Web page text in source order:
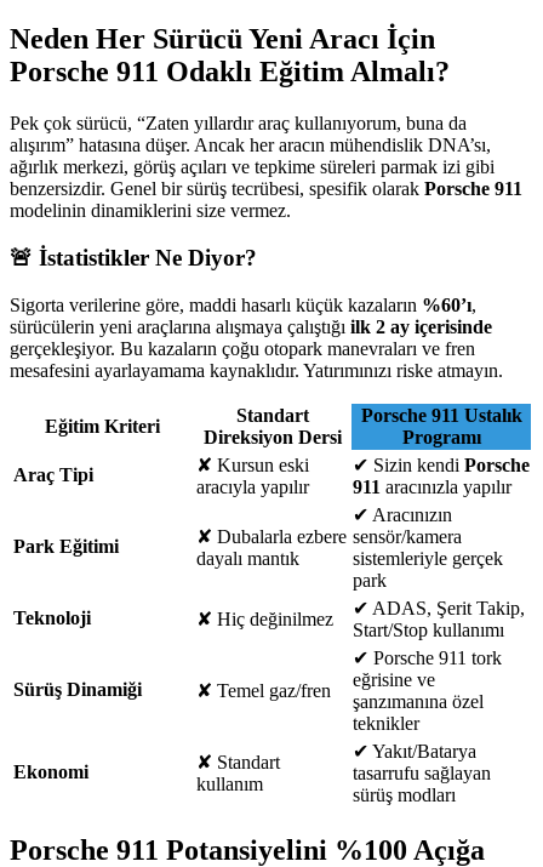
Neden Her Sürücü Yeni Aracı İçin
Porsche 911 Odaklı Eğitim Almalı?
Pek çok sürücü, “Zaten yıllardır araç kullanıyorum, buna da
alışırım” hatasına düşer. Ancak her aracın mühendislik DNA’sı,
ağırlık merkezi, görüş açıları ve tepkime süreleri parmak izi gibi
benzersizdir. Genel bir sürüş tecrübesi, spesifik olarak Porsche 911
modelinin dinamiklerini size vermez.
🚨 İstatistikler Ne Diyor?
Sigorta verilerine göre, maddi hasarlı küçük kazaların %60’ı,
sürücülerin yeni araçlarına alışmaya çalıştığı ilk 2 ay içerisinde
gerçekleşiyor. Bu kazaların çoğu otopark manevraları ve fren
mesafesini ayarlayamama kaynaklıdır. Yatırımınızı riske atmayın.
Eğitim Kriteri
Standart
Direksiyon Dersi
Porsche 911 Ustalık
Programı
Araç Tipi
✘ Kursun eski
aracıyla yapılır
✔ Sizin kendi Porsche
911 aracınızla yapılır
Park Eğitimi ✘ Dubalarla ezbere
dayalı mantık
✔ Aracınızın
sensör/kamera
sistemleriyle gerçek
park
Teknoloji
✘ Hiç değinilmez
✔ ADAS, Şerit Takip,
Start/Stop kullanımı
Sürüş Dinamiği ✘ Temel gaz/fren
✔ Porsche 911 tork
eğrisine ve
şanzımanına özel
teknikler
Ekonomi ✘ Standart
kullanım
✔ Yakıt/Batarya
tasarrufu sağlayan
sürüş modları
Porsche 911 Potansiyelini %100 Açığa